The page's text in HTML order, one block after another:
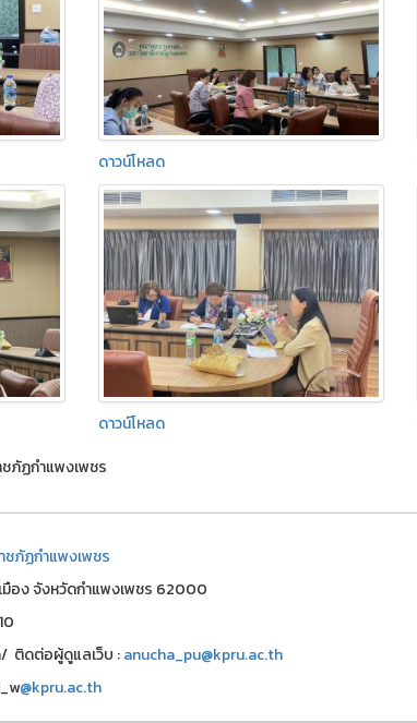
ดาวน์โหลด
ดาวน์โหลด
ภัฏกำแพงเพชร
ชภัฏกำแพงเพชร
มือง จังหวัดกำแพงเพชร 62000
ติดต่อผู้ดูแลเว็บ :anucha_pu@kpru.ac.th
@kpru.ac.th